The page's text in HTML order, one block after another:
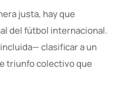
justa, hay que
del fútbol internacional.
clasificar a un
triunfo colectivo que